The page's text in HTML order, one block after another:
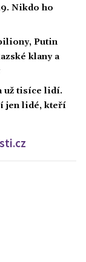
Nikdo ho
Putin
klany a
už tisíce lidí.
jen lidé, kteří